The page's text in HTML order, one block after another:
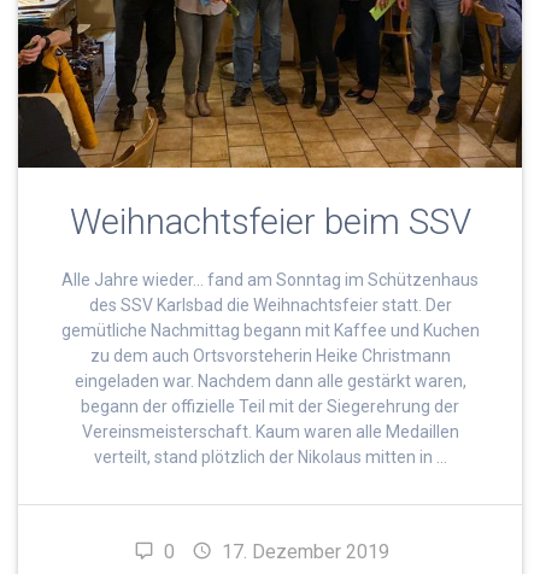
Weihnachtsfeier beim SSV
Alle Jahre wieder… fand am Sonntag im Schützenhaus
des SSV Karlsbad die Weihnachtsfeier statt. Der
gemütliche Nachmittag begann mit Kaffee und Kuchen
zu dem auch Ortsvorsteherin Heike Christmann
eingeladen war. Nachdem dann alle gestärkt waren,
begann der offizielle Teil mit der Siegerehrung der
Vereinsmeisterschaft. Kaum waren alle Medaillen
verteilt, stand plötzlich der Nikolaus mitten in …
0 17. Dezember 2019